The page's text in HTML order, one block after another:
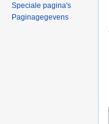
Speciale pagina's
Paginagegevens